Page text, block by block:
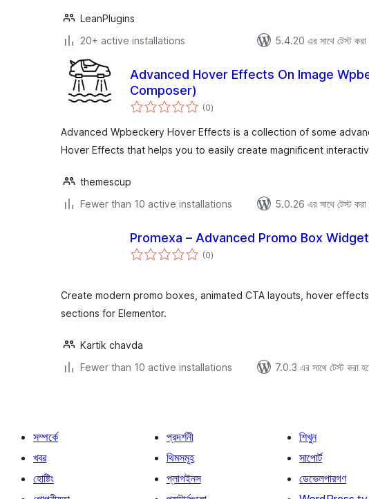
LeanPlugins
20+ active installations
5.4.20 এর সাথে টেস্ট করা
Advanced Hover Effects On Image
Composer)
(0total
ratings
)
Advanced Wpbeckery Hover Effects is a collection of some
Hover Effects that helps you to easily create magnificent
themescup
Fewer than 10 active installations
5.0.26 এর সাথে টেস্ট করা
Promexa – Advanced Promo Box
(0total
ratings
)
Create modern promo boxes, animated CTA layouts, hover
sections for Elementor.
Kartik chavda
Fewer than 10 active installations
7.0.3 এর সাথে টেস্ট করা
সম্পর্কে
খবর
হোষ্টিং
প্রদর্শনী
থিমসমূহ
প্লাগইনস
শিখুন
সাপোর্ট
ডেভেলপারগণ